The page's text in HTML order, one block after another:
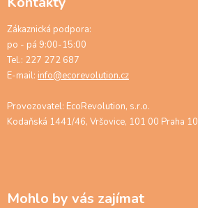
Zákaznická podpora:
po - pá 9:00-15:00
Tel.: 227 272 687
E-mail: info@ecorevolution.cz
Provozovatel: EcoRevolution, s.r.o.
Kodaňská 1441/46, Vršovice, 101 00 Praha 10
Mohlo by vás zajímat